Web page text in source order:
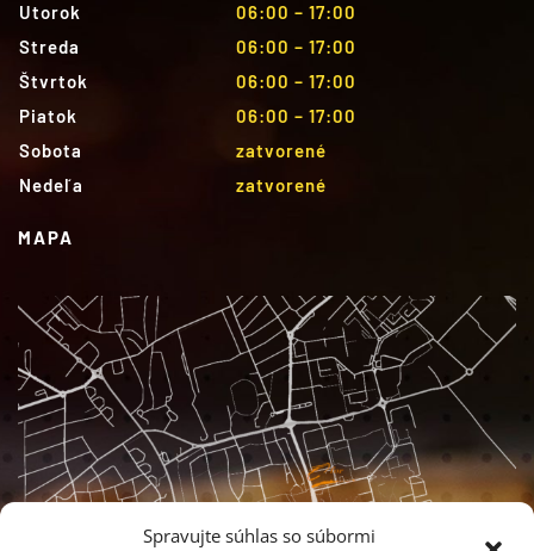
Spravujte súhlas so súbormi
Utorok
06:00 – 17:00
Streda
06:00 – 17:00
Štvrtok
06:00 – 17:00
Piatok
06:00 – 17:00
Sobota
zatvorené
Nedeľa
zatvorené
MAPA